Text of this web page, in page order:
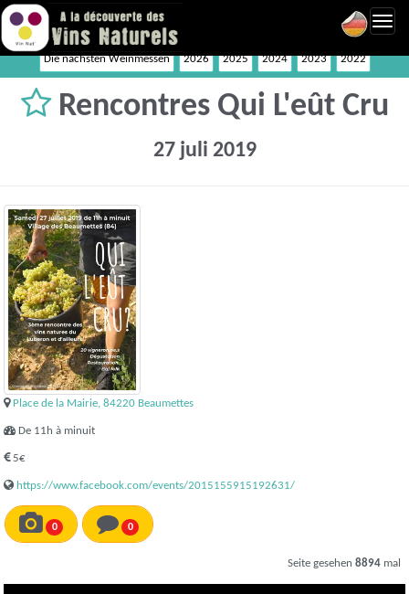
Die nächsten Weinmessen 2026 2025 2024 2023 2022
Rencontres Qui L'eût Cru
27 juli 2019
Place de la Mairie, 84220 Beaumettes
De 11h à minuit
5€
https://www.facebook.com/events/2015155915192631/
0 0
Seite gesehen 8894 mal